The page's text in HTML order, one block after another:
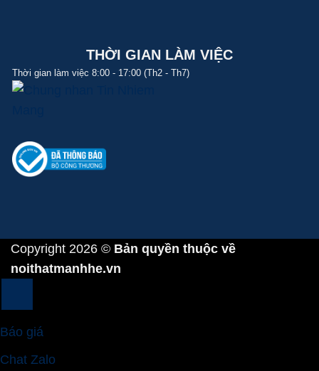
THỜI GIAN LÀM VIỆC
Thời gian làm việc 8:00 - 17:00 (Th2 - Th7)
Copyright 2026 © Bản quyền thuộc về
noithatmanhhe.vn
Báo giá
Chat Zalo